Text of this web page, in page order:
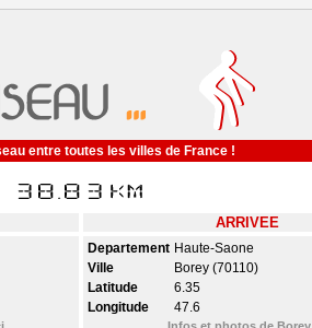
entre toutes les villes de France !
ARRIVEE
Departement Haute-Saone
Ville
Borey (70110)
Latitude
6.35
Longitude
47.6